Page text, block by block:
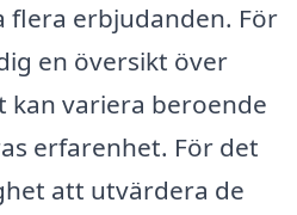
flera erbjudanden. För
en översikt över
kan variera beroende
erfarenhet. För det
att utvärdera de